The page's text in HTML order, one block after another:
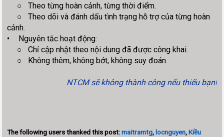
○
Theo từng hoàn cảnh, từng thời điểm.
○
Theo dõi và đánh dấu tình trạng hỗ trợ của từng hoàn
cảnh.
•
Nguyên tắc hoạt động:
○
Chỉ cập nhật theo nội dung đã được công khai.
○
Không thêm, không bớt, không suy đoán.
NTCM sẽ không thành công nếu thiếu bạn!
The following users thanked this post:maitramtg,locnguyen,Kiều